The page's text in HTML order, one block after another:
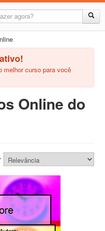
melhor curso para você
Online do